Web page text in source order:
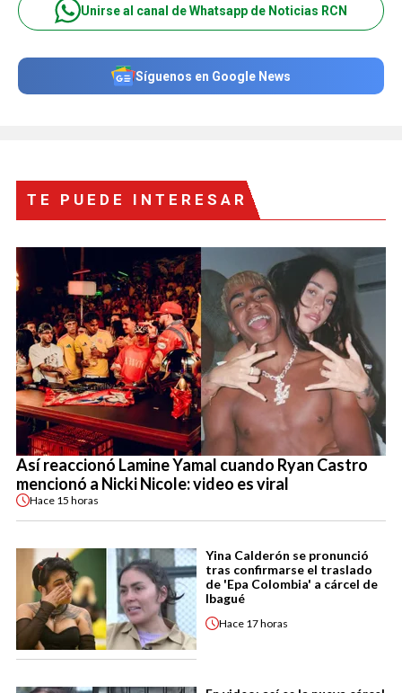
Unirse al canal de Whatsapp de Noticias RCN
Síguenos en Google News
TE PUEDE INTERESAR
Así reaccionó Lamine Yamal cuando Ryan Castro
mencionó a Nicki Nicole: video es viral
Hace 15 horas
Yina Calderón se pronunció
tras confirmarse el traslado
de 'Epa Colombia' a cárcel de
Ibagué
Hace 17 horas